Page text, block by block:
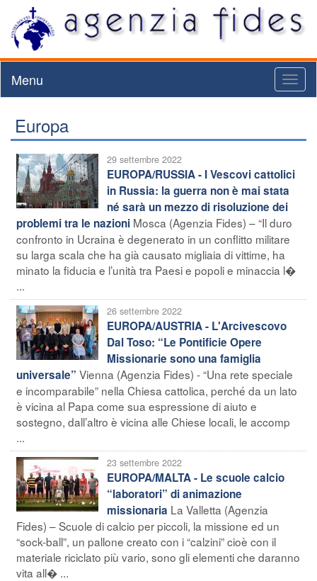
Menu
Europa
29 settembre 2022
EUROPA/RUSSIA - I Vescovi cattolici
in Russia: la guerra non è mai stata
né sarà un mezzo di risoluzione dei
problemi tra le nazioni Mosca (Agenzia Fides) – “Il duro
confronto in Ucraina è degenerato in un conflitto militare
su larga scala che ha già causato migliaia di vittime, ha
minato la fiducia e l’unità tra Paesi e popoli e minaccia l�
...
26 settembre 2022
EUROPA/AUSTRIA - L'Arcivescovo
Dal Toso: “Le Pontificie Opere
Missionarie sono una famiglia
universale” Vienna (Agenzia Fides) - “Una rete speciale
e incomparabile” nella Chiesa cattolica, perché da un lato
è vicina al Papa come sua espressione di aiuto e
sostegno, dall’altro è vicina alle Chiese locali, le accomp
...
23 settembre 2022
EUROPA/MALTA - Le scuole calcio
“laboratori” di animazione
missionaria La Valletta (Agenzia
Fides) – Scuole di calcio per piccoli, la missione ed un
“sock-ball”, un pallone creato con i “calzini” cioè con il
materiale riciclato più vario, sono gli elementi che daranno
vita all� ...